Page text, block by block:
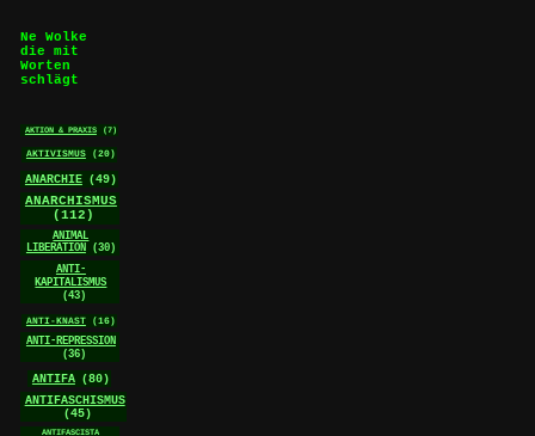
Ne Wolke
die mit
Worten
schlägt
AKTION & PRAXIS (7)
AKTIVISMUS (20)
ANARCHIE (49)
ANARCHISMUS
(112)
ANIMAL
LIBERATION
(30)
ANTI-
KAPITALISMUS
(43)
ANTI-KNAST (16)
ANTI-REPRESSION
(36)
ANTIFA (80)
ANTIFASCHISMUS
(45)
ANTIFASCISTA